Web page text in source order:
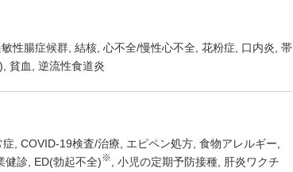
性腸症候群 結核 心不全/慢性心不全 花粉症 口内炎 帯
貧血 逆流性食道炎
症 COVID-19検査/治療 エピペン処方 食物アレルギー
健診 ED(勃起不全)※ 小児の定期予防接種
肝炎ワクチ